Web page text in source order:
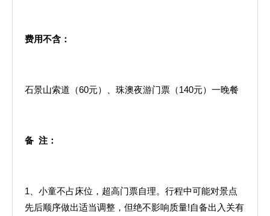
费用不含：
石景山索道（60元）、珠澳夜游门票（140元）一晚餐
备 注：
1、小童不占床位，超高门票自理。行程中可能对景点
先后顺序做出适当调整，但绝不影响质量!自备出入关有